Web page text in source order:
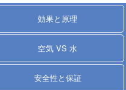
効果と原理
空気 VS 水
安全性と保証